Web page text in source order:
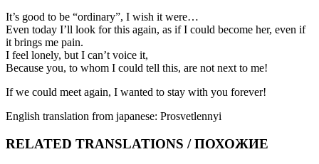
It’s good to be “ordinary”, I wish it were…
Even today I’ll look for this again, as if I could become her, even if
it brings me pain.
I feel lonely, but I can’t voice it,
Because you, to whom I could tell this, are not next to me!
If we could meet again, I wanted to stay with you forever!
English translation from japanese: Prosvetlennyi
RELATED TRANSLATIONS / ПОХОЖИЕ